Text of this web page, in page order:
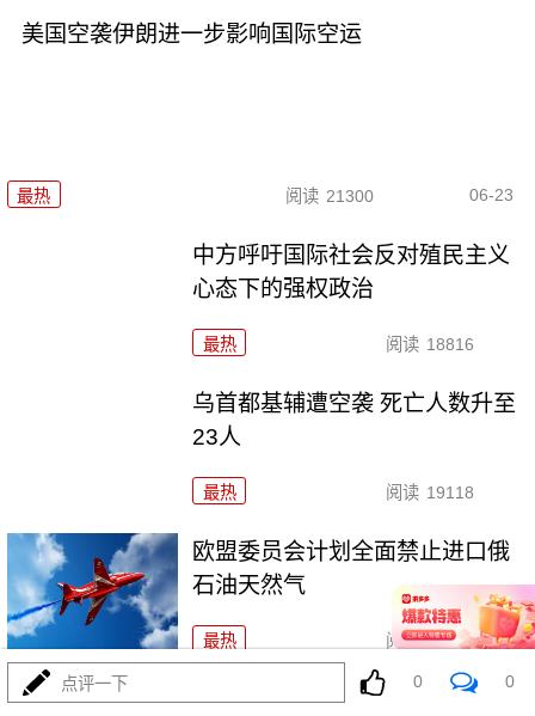
美国空袭伊朗进一步影响国际空运
最热 阅读 21300 06-23
中方呼吁国际社会反对殖民主义
心态下的强权政治
最热 阅读 18816
乌首都基辅遭空袭 死亡人数升至
23人
最热 阅读 19118
欧盟委员会计划全面禁止进口俄
石油天然气
最热 阅读 18714
外交部：全力做好在伊、以中国
点评一下 0 0